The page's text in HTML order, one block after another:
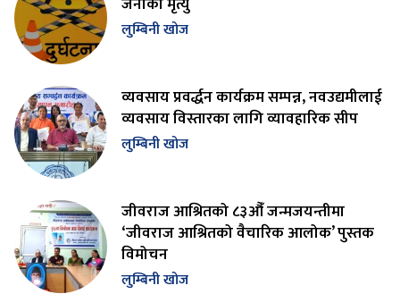
लुम्बिनी खोज
व्यवसाय प्रवर्द्धन कार्यक्रम सम्पन्न, नवउद्यमीलाई
व्यवसाय विस्तारका लागि व्यावहारिक सीप
लुम्बिनी खोज
जीवराज आश्रितको ८३औँ जन्मजयन्तीमा
‘जीवराज आश्रितको वैचारिक आलोक’ पुस्तक
विमोचन
लुम्बिनी खोज